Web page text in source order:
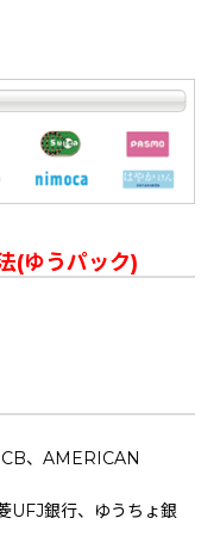
(ゆうパック)
、AMERICAN
UFJ銀行、ゆうちょ銀